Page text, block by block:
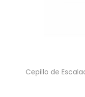
Cepillo de